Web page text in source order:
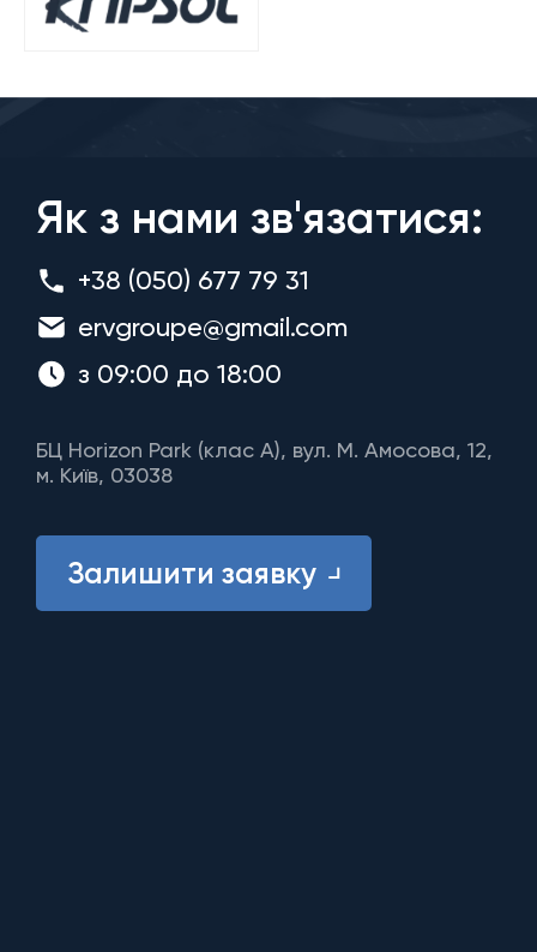
Як з нами зв'язатися:
+38 (050) 677 79 31
ervgroupe@gmail.com
з 09:00 до 18:00
БЦ Horizon Park (клас A), вул. М. Амосова, 12,
м. Київ, 03038
Залишити заявку